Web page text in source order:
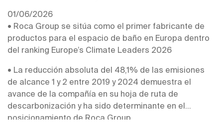
01/06/2026
• Roca Group se sitúa como el primer fabricante de
productos para el espacio de baño en Europa dentro
del ranking Europe’s Climate Leaders 2026
• La reducción absoluta del 48,1% de las emisiones
de alcance 1 y 2 entre 2019 y 2024 demuestra el
avance de la compañía en su hoja de ruta de
descarbonización y ha sido determinante en el
posicionamiento de Roca Group